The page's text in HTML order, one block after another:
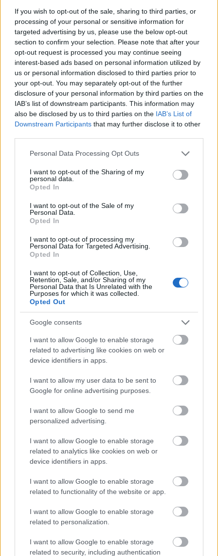
If you wish to opt-out of the sale, sharing to third parties, or
processing of your personal or sensitive information for
targeted advertising by us, please use the below opt-out
section to confirm your selection. Please note that after your
opt-out request is processed you may continue seeing
interest-based ads based on personal information utilized by
us or personal information disclosed to third parties prior to
your opt-out. You may separately opt-out of the further
disclosure of your personal information by third parties on the
IAB’s list of downstream participants. This information may
also be disclosed by us to third parties on the IAB’s List of
Downstream Participants that may further disclose it to other
Please note that this website/app uses one or more Google
not limited to your visit or usage behaviour. You may click to
grant or deny consent to Google and its third-party tags to
use your data for below specified purposes in below Google
consent section.
Personal Data Processing Opt Outs
I want to opt-out of the Sharing of my
personal data.
Opted In
I want to opt-out of the Sale of my
Personal Data.
Opted In
I want to opt-out of processing my
Personal Data for Targeted Advertising.
Opted In
I want to opt-out of Collection, Use,
Retention, Sale, and/or Sharing of my
Personal Data that Is Unrelated with the
Purposes for which it was collected.
Opted Out
Google consents
I want to allow Google to enable storage
related to advertising like cookies on web or
device identifiers in apps.
I want to allow my user data to be sent to
Google for online advertising purposes.
I want to allow Google to send me
personalized advertising.
I want to allow Google to enable storage
related to analytics like cookies on web or
device identifiers in apps.
I want to allow Google to enable storage
related to functionality of the website or app.
I want to allow Google to enable storage
related to personalization.
I want to allow Google to enable storage
related to security, including authentication
A második évad korábbi adásai:
Checkpoint Mini #11: Jagged Alliance 2
Checkpoint Mini #12: Katakis
Checkpoint Mini #13: The Horde
Checkpoint Mini #14: Street Fighter II
Checkpoint Mini #15: Pang
Checkpoint Mini #16: Gobliiins
Checkpoint Mini #17: Dark Sun
Checkpoint Mini #18: Metal Slug
Ebből a posztbólelérhető a teljes első évad
És itt találoda vendéges (nem mini)
Checkpoint adásokat
Ajánlott bejegyzések:
Checkpoint Mini #285: Lady Tut
Checkpoint Mini #284: Chuckie Egg (+ a
10 legjobb játék, aminek étel van a
címében)
Checkpoint Mini #283: Drowned God: